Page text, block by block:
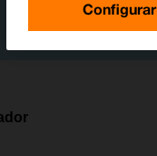
Configurar